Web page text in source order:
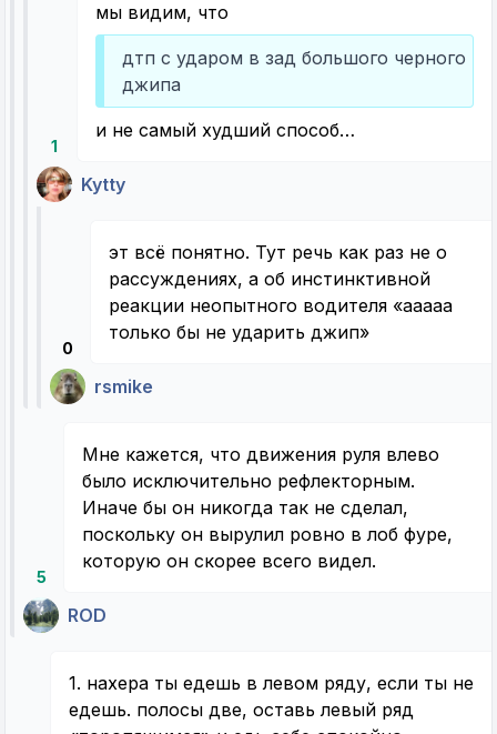
1
мы видим, что
дтп с ударом в зад большого черного
джипа
и не самый худший способ…
Kytty
0
эт всё понятно. Тут речь как раз не о
рассуждениях, а об инстинктивной
реакции неопытного водителя «ааааа
только бы не ударить джип»
rsmike
5
Мне кажется, что движения руля влево
было исключительно рефлекторным.
Иначе бы он никогда так не сделал,
поскольку он вырулил ровно в лоб фуре,
которую он скорее всего видел.
ROD
1. нахера ты едешь в левом ряду, если ты не
едешь. полосы две, оставь левый ряд